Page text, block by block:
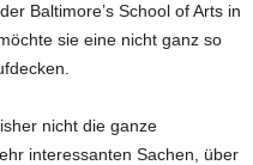
Baltimore’s School of Arts in
sie eine nicht ganz so
nicht die ganze
interessanten Sachen, über